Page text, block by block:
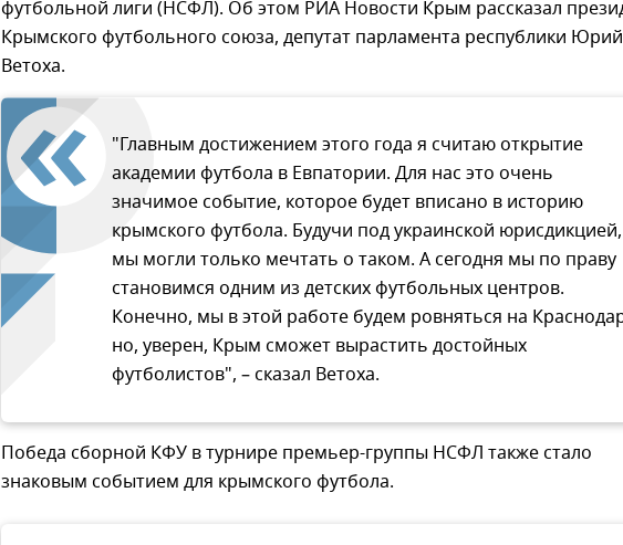
футбольной лиги (НСФЛ). Об этом РИА Новости Крым рассказал
Крымского футбольного союза, депутат парламента республики Юрий
Ветоха.
"Главным достижением этого года я считаю открытие
академии футбола в Евпатории. Для нас это очень
значимое событие, которое будет вписано в историю
крымского футбола. Будучи под украинской юрисдикцией,
мы могли только мечтать о таком. А сегодня мы по праву
становимся одним из детских футбольных центров.
Конечно, мы в этой работе будем ровняться на
но, уверен, Крым сможет вырастить достойных
футболистов", – сказал Ветоха.
Победа сборной КФУ в турнире премьер-группы НСФЛ также стало
знаковым событием для крымского футбола.